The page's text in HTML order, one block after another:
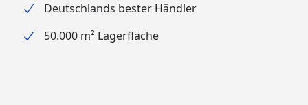
Deutschlands bester Händler
50.000 m² Lagerfläche